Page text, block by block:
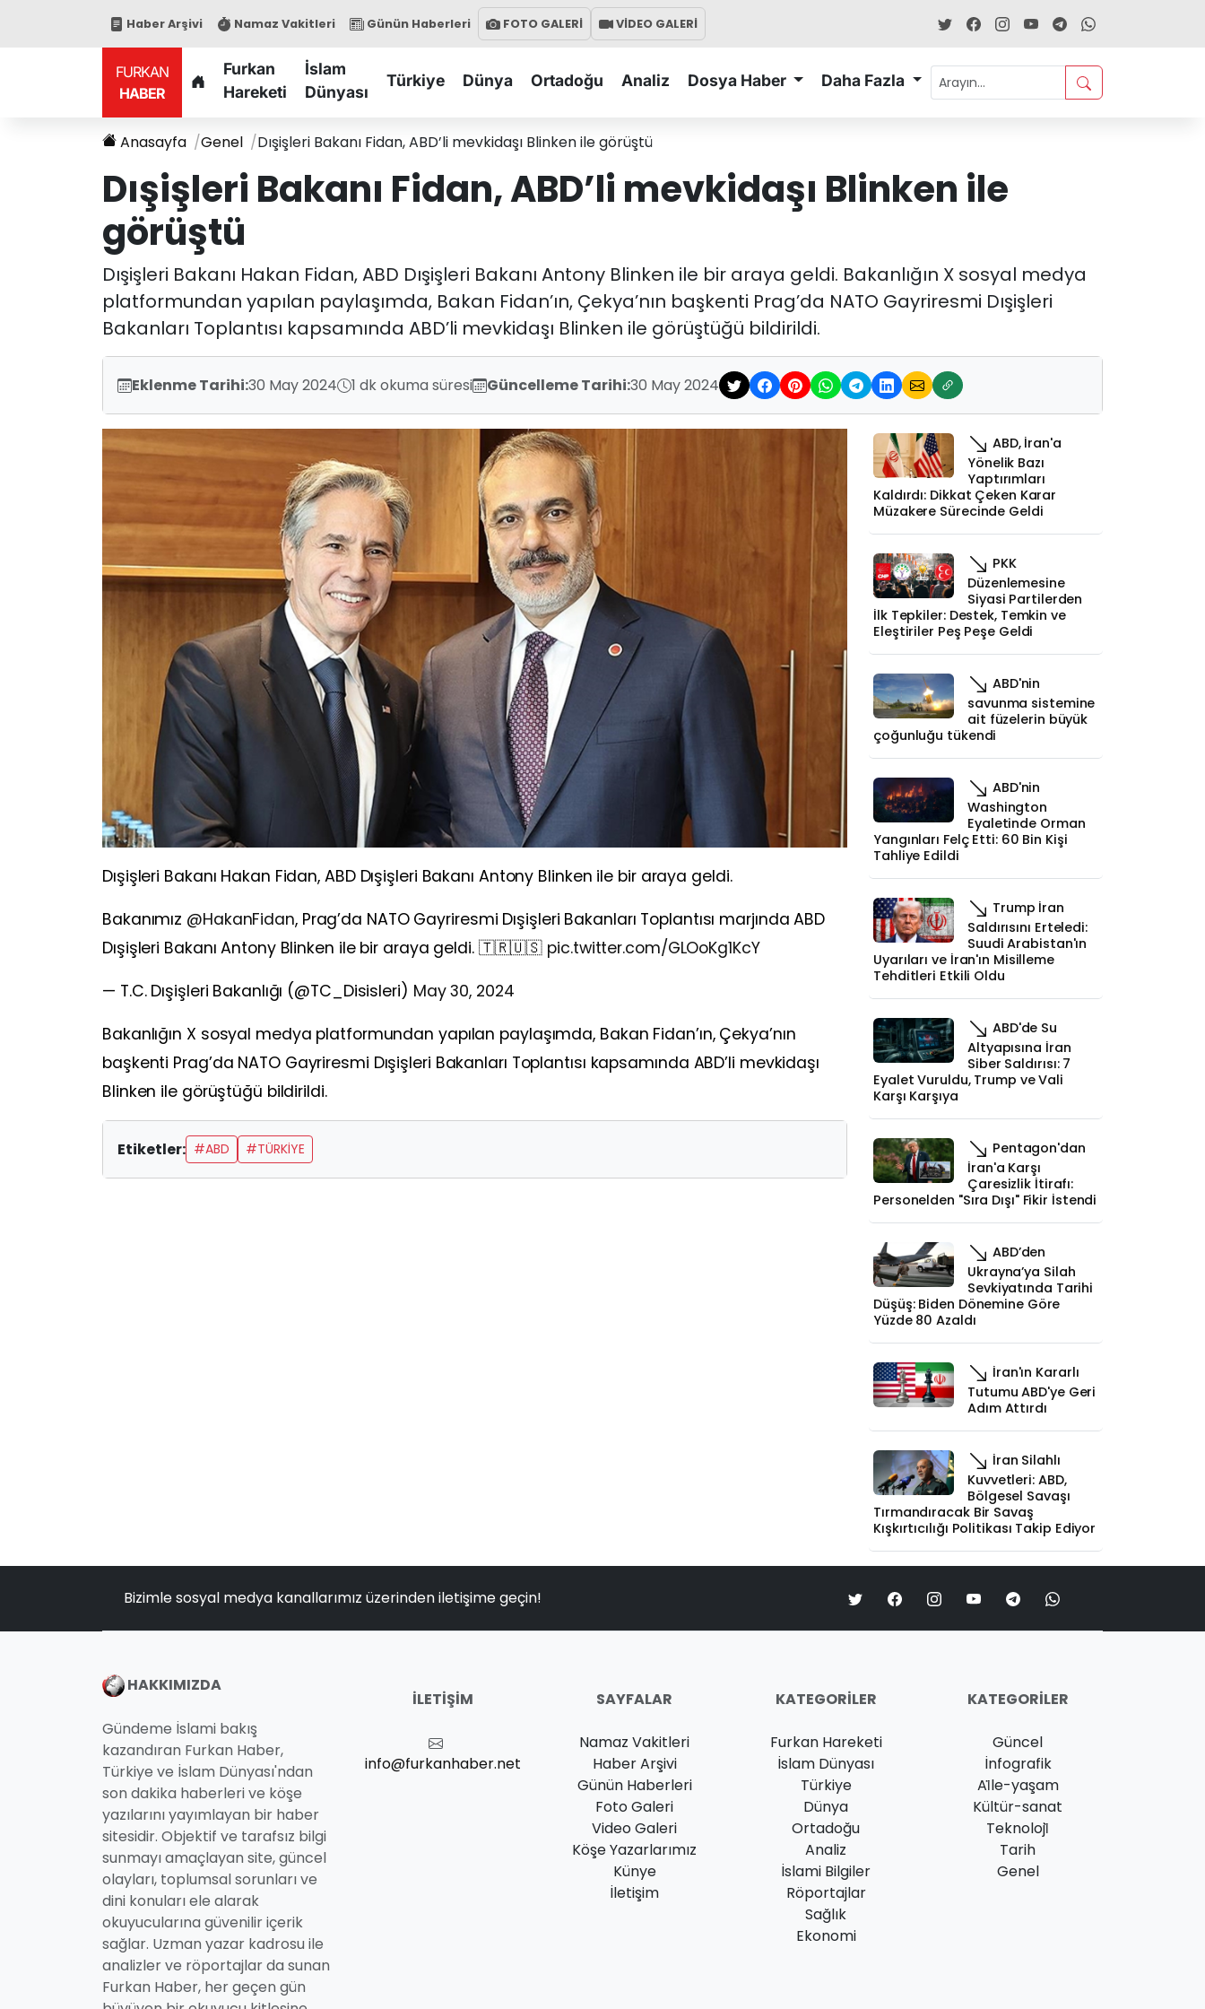
Haber Arşivi Namaz Vakitleri Günün Haberleri FOTO GALERİ VİDEO GALERİ
FURKAN
HABER
Furkan
Hareketi
İslam
Dünyası
Türkiye Dünya Ortadoğu Analiz Dosya Haber Daha Fazla
Anasayfa Genel Dışişleri Bakanı Fidan, ABD’li mevkidaşı Blinken ile görüştü
Dışişleri Bakanı Fidan, ABD’li mevkidaşı Blinken ile
görüştü
Dışişleri Bakanı Hakan Fidan, ABD Dışişleri Bakanı Antony Blinken ile bir araya geldi. Bakanlığın X sosyal medya
platformundan yapılan paylaşımda, Bakan Fidan’ın, Çekya’nın başkenti Prag’da NATO Gayriresmi Dışişleri
Bakanları Toplantısı kapsamında ABD’li mevkidaşı Blinken ile görüştüğü bildirildi.
Eklenme Tarihi:30 May 2024 1 dk okuma süresi Güncelleme Tarihi:30 May 2024
Dışişleri Bakanı Hakan Fidan, ABD Dışişleri Bakanı Antony Blinken ile bir araya geldi.
Bakanımız @HakanFidan, Prag’da NATO Gayriresmi Dışişleri Bakanları Toplantısı marjında ABD
Dışişleri Bakanı Antony Blinken ile bir araya geldi. 🇹🇷🇺🇸 pic.twitter.com/GLOoKg1KcY
— T.C. Dışişleri Bakanlığı (@TC_Disisleri) May 30, 2024
Bakanlığın X sosyal medya platformundan yapılan paylaşımda, Bakan Fidan’ın, Çekya’nın
başkenti Prag’da NATO Gayriresmi Dışişleri Bakanları Toplantısı kapsamında ABD’li mevkidaşı
Blinken ile görüştüğü bildirildi.
Etiketler: #ABD #TÜRKIYE
ABD, İran'a
Yönelik Bazı
Yaptırımları
Kaldırdı: Dikkat Çeken Karar
Müzakere Sürecinde Geldi
PKK
Düzenlemesine
Siyasi Partilerden
İlk Tepkiler: Destek, Temkin ve
Eleştiriler Peş Peşe Geldi
ABD'nin
savunma sistemine
ait füzelerin büyük
çoğunluğu tükendi
ABD'nin
Washington
Eyaletinde Orman
Yangınları Felç Etti: 60 Bin Kişi
Tahliye Edildi
Trump İran
Saldırısını Erteledi:
Suudi Arabistan'ın
Uyarıları ve İran'ın Misilleme
Tehditleri Etkili Oldu
ABD'de Su
Altyapısına İran
Siber Saldırısı: 7
Eyalet Vuruldu, Trump ve Vali
Karşı Karşıya
Pentagon'dan
İran'a Karşı
Çaresizlik İtirafı:
Personelden "Sıra Dışı" Fikir İstendi
ABD’den
Ukrayna’ya Silah
Sevkiyatında Tarihi
Düşüş: Biden Dönemine Göre
Yüzde 80 Azaldı
İran'ın Kararlı
Tutumu ABD'ye Geri
Adım Attırdı
İran Silahlı
Kuvvetleri: ABD,
Bölgesel Savaşı
Tırmandıracak Bir Savaş
Kışkırtıcılığı Politikası Takip Ediyor
Bizimle sosyal medya kanallarımız üzerinden iletişime geçin!
HAKKIMIZDA
Gündeme İslami bakış
kazandıran Furkan Haber,
Türkiye ve İslam Dünyası'ndan
son dakika haberleri ve köşe
yazılarını yayımlayan bir haber
sitesidir. Objektif ve tarafsız bilgi
sunmayı amaçlayan site, güncel
olayları, toplumsal sorunları ve
dini konuları ele alarak
okuyucularına güvenilir içerik
sağlar. Uzman yazar kadrosu ile
analizler ve röportajlar da sunan
Furkan Haber, her geçen gün
İLETIŞIM
info@furkanhaber.net
SAYFALAR
Namaz Vakitleri
Haber Arşivi
Günün Haberleri
Foto Galeri
Video Galeri
Köşe Yazarlarımız
Künye
İletişim
KATEGORILER
Furkan Hareketi
İslam Dünyası
Türkiye
Dünya
Ortadoğu
Analiz
İslami Bilgiler
Röportajlar
Sağlık
Ekonomi
KATEGORILER
Güncel
İnfografik
Ai̇le-yaşam
Kültür-sanat
Teknoloji̇
Tarih
Genel